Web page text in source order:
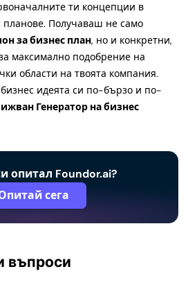
ти концепции в
Получаваш не само
за бизнес план, но и конкретни,
максимално подобрение на
области на твоята компания.
идеята си по-бързо и по-
Генератор на бизнес
опитал Foundor.ai?
сега
въпроси